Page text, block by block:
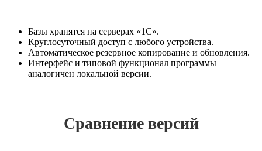
Базы хранятся на серверах «1С».
Круглосуточный доступ с любого устройства.
Автоматическое резервное копирование и обновления.
Интерфейс и типовой функционал программы
аналогичен локальной версии.
Сравнение версий